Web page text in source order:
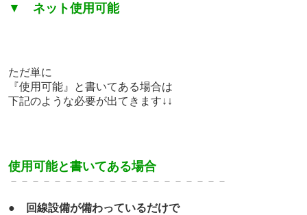
▼ ネット使用可能
ただ単に
『使用可能』と書いてある場合は
下記のような必要が出てきます↓↓
使用可能と書いてある場合
－－－－－－－－－－－－－－－－－－－－
●
回線設備が備わっているだけで